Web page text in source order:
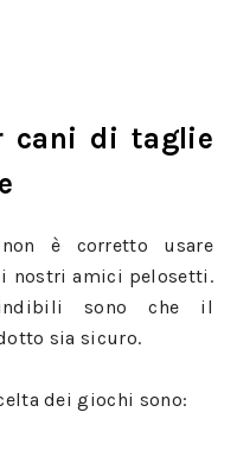
cani di taglie
è corretto usare
nostri amici pelosetti.
sono che il
sia sicuro.
dei giochi sono: